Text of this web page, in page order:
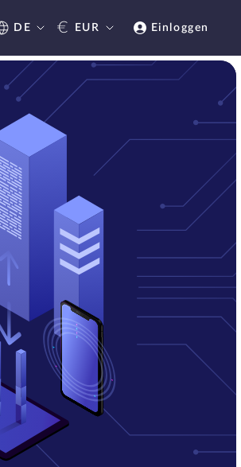
DE € EUR Einloggen